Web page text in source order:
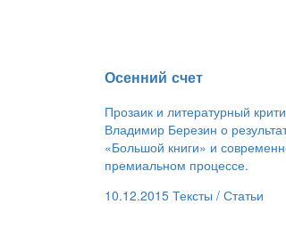
​Осенний счет
Прозаик и литературный
Владимир Березин о
«Большой книги» и
премиальном процессе.
10.12.2015 Тексты / Статьи